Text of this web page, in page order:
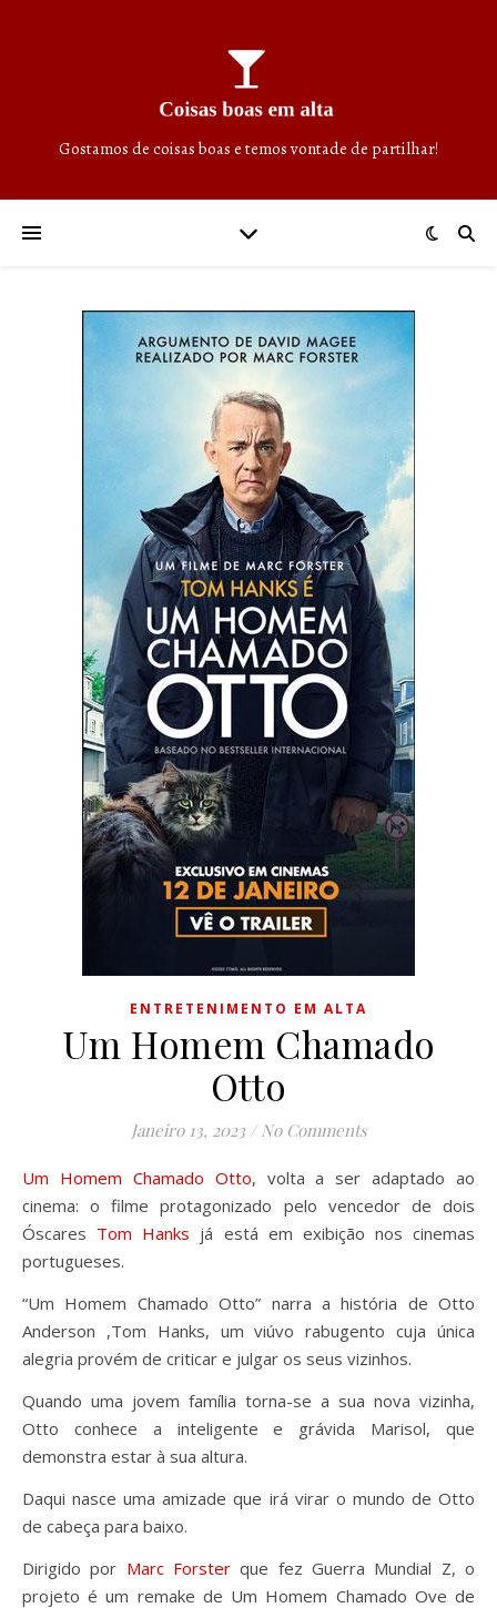
Gostamos de coisas boas e temos vontade de partilhar!
ENTRETENIMENTO EM ALTA
Um Homem Chamado
Otto
Janeiro 13, 2023 / No Comments
Um Homem Chamado Otto, volta a ser adaptado ao
cinema: o filme protagonizado pelo vencedor de dois
Óscares Tom Hanks já está em exibição nos cinemas
portugueses.
“Um Homem Chamado Otto” narra a história de Otto
Anderson ,Tom Hanks, um viúvo rabugento cuja única
alegria provém de criticar e julgar os seus vizinhos.
Quando uma jovem família torna-se a sua nova vizinha,
Otto conhece a inteligente e grávida Marisol, que
demonstra estar à sua altura.
Daqui nasce uma amizade que irá virar o mundo de Otto
de cabeça para baixo.
Dirigido por Marc Forster que fez Guerra Mundial Z, o
projeto é um remake de Um Homem Chamado Ove de